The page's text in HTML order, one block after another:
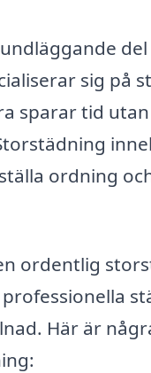
del
sig på
sparar tid utan
ordning
ordentlig
Här är